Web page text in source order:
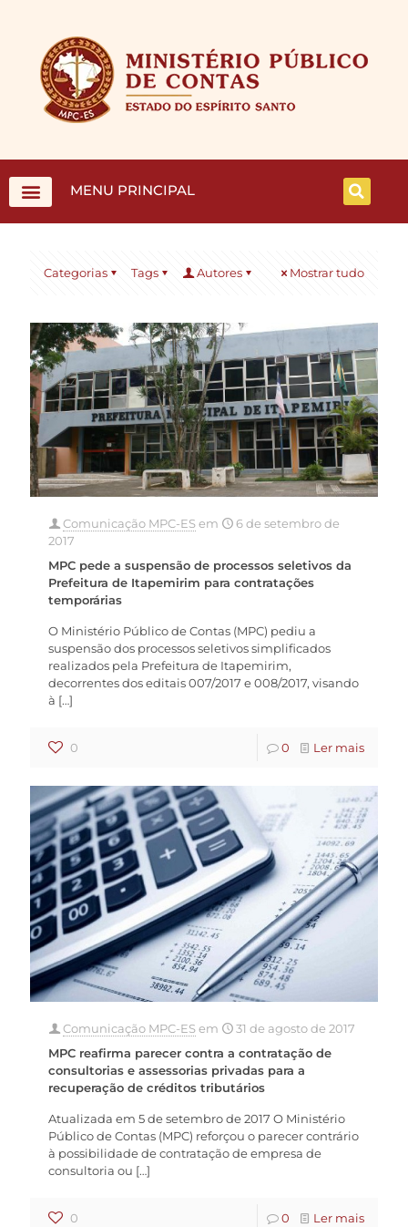
MENU PRINCIPAL
Categorias Tags Autores Mostrar tudo
Comunicação MPC-ESem
6 de setembro de
2017
MPC pede a suspensão de processos seletivos da
Prefeitura de Itapemirim para contratações
temporárias
O Ministério Público de Contas (MPC) pediu a
suspensão dos processos seletivos simplificados
realizados pela Prefeitura de Itapemirim,
decorrentes dos editais 007/2017 e 008/2017, visando
à […]
0 0 Ler mais
Comunicação MPC-ESem
31 de agosto de 2017
MPC reafirma parecer contra a contratação de
consultorias e assessorias privadas para a
recuperação de créditos tributários
Atualizada em 5 de setembro de 2017 O Ministério
Público de Contas (MPC) reforçou o parecer contrário
à possibilidade de contratação de empresa de
consultoria ou […]
0 0 Ler mais